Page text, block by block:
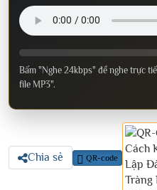
Bấm "Nghe 24kbps" để nghe trực
file MP3".
Chia sẻ QR-code